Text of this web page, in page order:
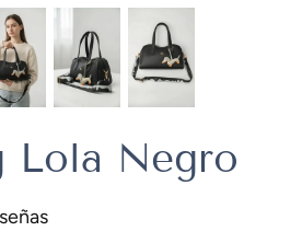
Lola Negro